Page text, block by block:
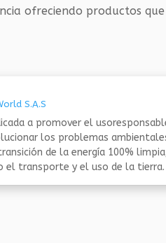
ofreciendo productos
S.A.S
a promover el
los problemas
de la energía 100%
el transporte y el uso de la tierra.